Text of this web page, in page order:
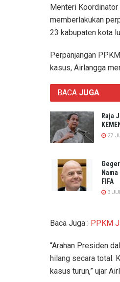
Menteri
memberlakukan
23 kabupaten kota
Perpanjangan
kasus, Airlangga
BACA JUGA
Raja
27
FIFA
3
Baca Juga : PPKM
“Arahan Presiden
hilang secara total.
kasus turun,” ujar